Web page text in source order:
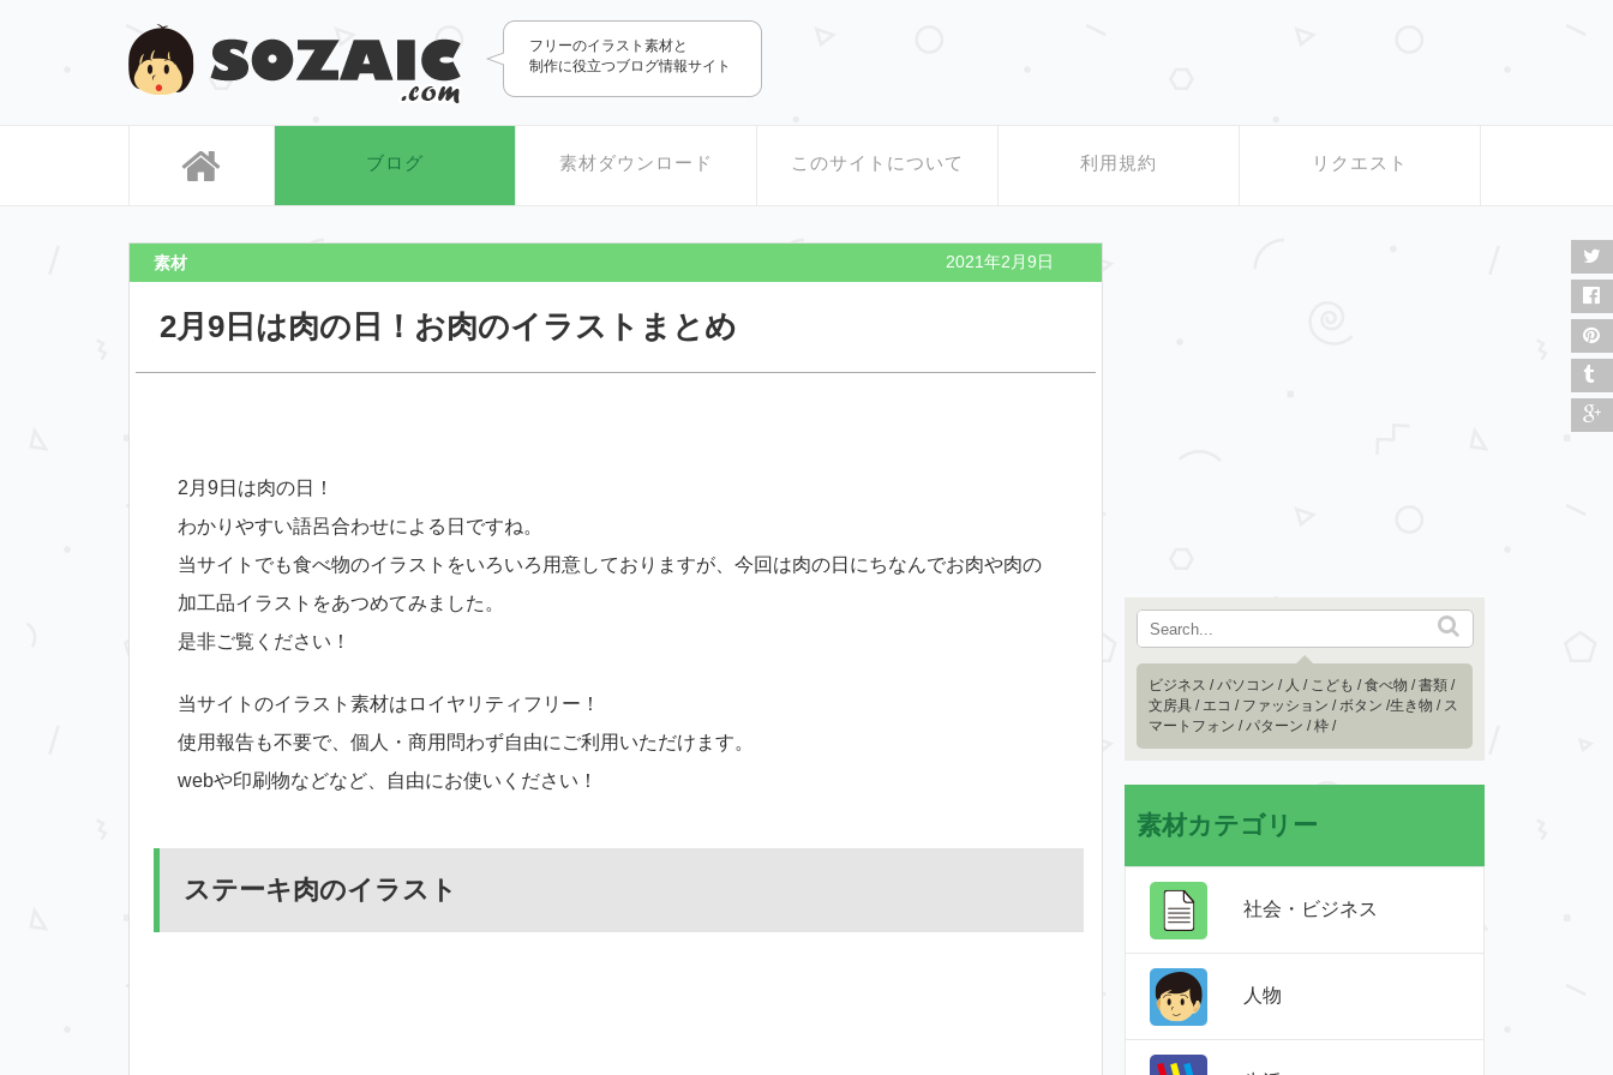
SOZAIC.com
フリーのイラスト素材と
制作に役立つブログ情報サイト
ブログ 素材ダウンロード このサイトについて 利用規約 リクエスト
素材 2021年2月9日
2月9日は肉の日！お肉のイラストまとめ
2月9日は肉の日！
わかりやすい語呂合わせによる日ですね。
当サイトでも食べ物のイラストをいろいろ用意しておりますが、今回は肉の日にちなんでお肉や肉の
加工品イラストをあつめてみました。
是非ご覧ください！
当サイトのイラスト素材はロイヤリティフリー！
使用報告も不要で、個人・商用問わず自由にご利用いただけます。
webや印刷物などなど、自由にお使いください！
ステーキ肉のイラスト
ビジネス /パソコン / 人 / こども /食べ物 /書類 /
文房具 / エコ / ファッション /ボタン /生き物 / ス
マートフォン /パターン /枠 /
素材カテゴリー
社会・ビジネス
人物